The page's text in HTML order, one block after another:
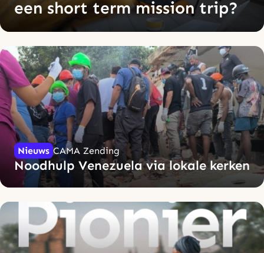
een short term mission trip?
Noodhulp Venezuela via lokale kerken
Nieuws CAMA Zending